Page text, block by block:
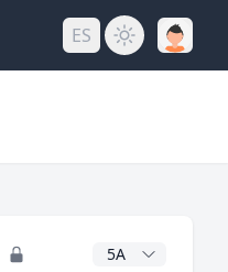
ES
Años CAGR